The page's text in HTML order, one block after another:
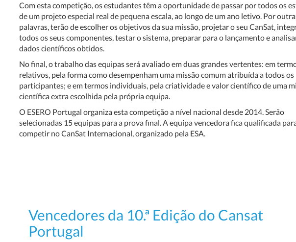
Com esta competição, os estudantes têm a oportunidade de passar por todos os
de um projeto especial real de pequena escala, ao longo de um ano letivo. Por
palavras, terão de escolher os objetivos da sua missão, projetar o seu CanSat,
todos os seus componentes, testar o sistema, preparar para o lançamento e
dados científicos obtidos.
No final, o trabalho das equipas será avaliado em duas grandes vertentes: em
relativos, pela forma como desempenham uma missão comum atribuída a todos os
participantes; e em termos individuais, pela criatividade e valor científico de uma
científica extra escolhida pela própria equipa.
O ESERO Portugal organiza esta competição a nível nacional desde 2014. Serão
selecionadas 15 equipas para a prova final. A equipa vencedora fica qualificada
competir no CanSat Internacional, organizado pela ESA.
Vencedores da 10.ª Edição do Cansat
Portugal